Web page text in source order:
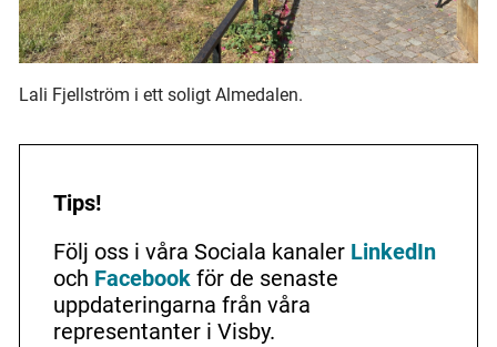
Lali Fjellström i ett soligt Almedalen.
Tips!
Följ oss i våra Sociala kanaler LinkedIn
och Facebook för de senaste
uppdateringarna från våra
representanter i Visby.